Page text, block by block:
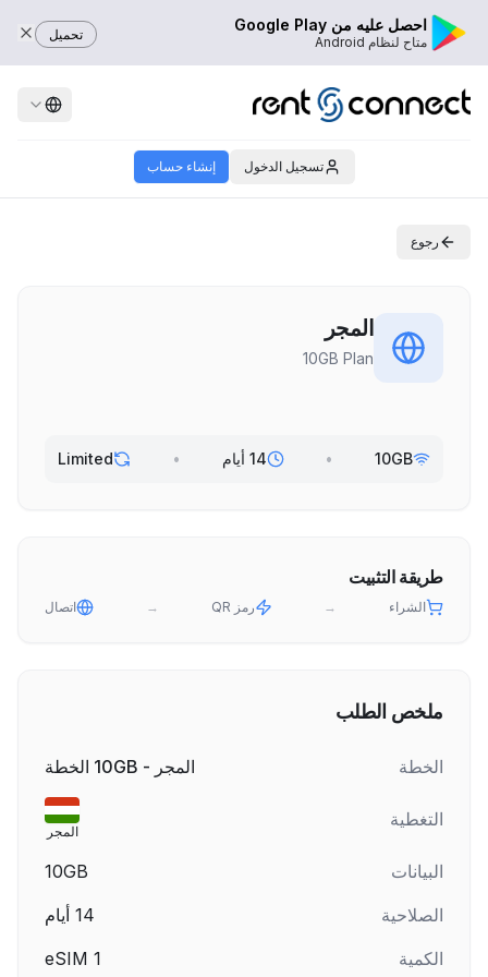
احصل عليه من Google Play
متاح لنظام Android تحميل
تسجيل الدخول إنشاء حساب
رجوع
المجر
10GB Plan
10GB
• 14 أيام •
Limited
طريقة التثبيت
الشراء → رمز QR → اتصال
ملخص الطلب
الخطة المجر - 10GB الخطة
التغطية
المجر
البيانات
10GB
الصلاحية
14 أيام
الكمية
1